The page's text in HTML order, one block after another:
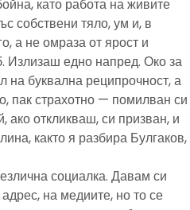
като работа на живите
собствени тяло, ум и, в
а не омраза от ярост и
Излизаш едно напред. Око за
на буквална реципрочност, а
пак страхотно — помилван си
ако откликваш, си призван, и
както я разбира Булгаков,
социалка. Давам си
на медиите, но то се